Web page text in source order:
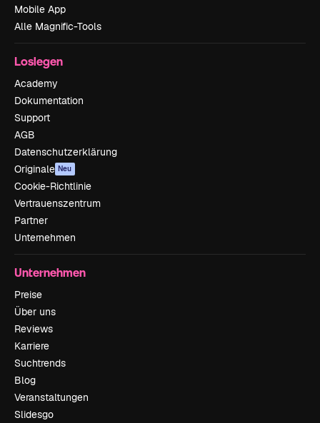
Mobile App
Alle Magnific-Tools
Loslegen
Academy
Dokumentation
Support
AGB
Datenschutzerklärung
Originale Neu
Cookie-Richtlinie
Vertrauenszentrum
Partner
Unternehmen
Unternehmen
Preise
Über uns
Reviews
Karriere
Suchtrends
Blog
Veranstaltungen
Slidesgo